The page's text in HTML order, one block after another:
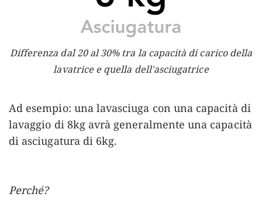
Differenza dal 20 al 30% tra la capacità di carico della
lavatrice e quella dell'asciugatrice
Ad esempio: una lavasciuga con una capacità di
lavaggio di 8kg avrà generalmente una capacità
di asciugatura di 6kg.
Perché?